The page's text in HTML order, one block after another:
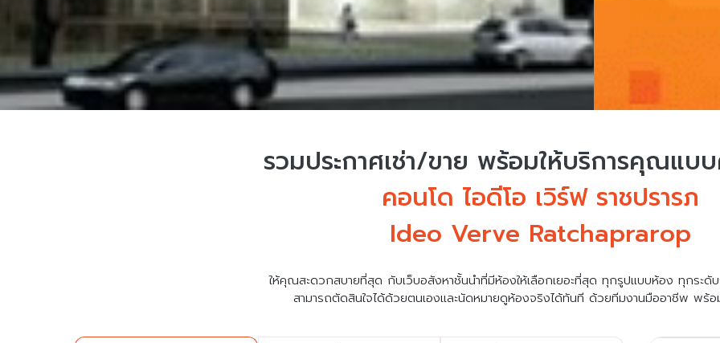
รวมประกาศเช่า/ขาย พร้อมให้บริการคุณแบ
คอนโด ไอดีโอ เวิร์ฟ ราชปรารภ
Ideo Verve Ratchaprarop
ให้คุณสะดวกสบายที่สุด กับเว็บอสังหาชั้นนำที่มีห้องให้เลือกเยอะที่สุด ทุกรูปแบบห้อง ทุกระดั
สามารถตัดสินใจได้ด้วยตนเองและนัดหมายดูห้องจริงได้ทันที ด้วยทีมงานมืออาชีพ พร้